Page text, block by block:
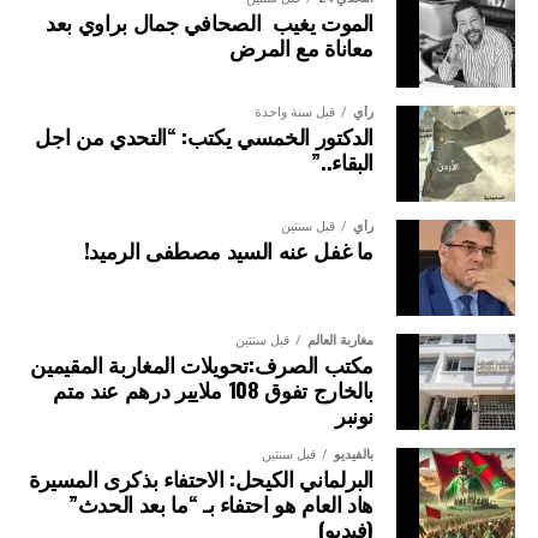
الموت يغيب الصحافي جمال براوي بعد
معاناة مع المرض
رأي قبل سنة واحدة
الدكتور الخمسي يكتب: “التحدي من اجل
البقاء..”
رأي قبل سنتين
ما غفل عنه السيد مصطفى الرميد!
مغاربة العالم قبل سنتين
مكتب الصرف:تحويلات المغاربة المقيمين
بالخارج تفوق 108 ملايير درهم عند متم
نونبر
بالفيديو قبل سنتين
البرلماني الكيحل: الاحتفاء بذكرى المسيرة
هاد العام هو احتفاء بـ “ما بعد الحدث”
(فيديو)